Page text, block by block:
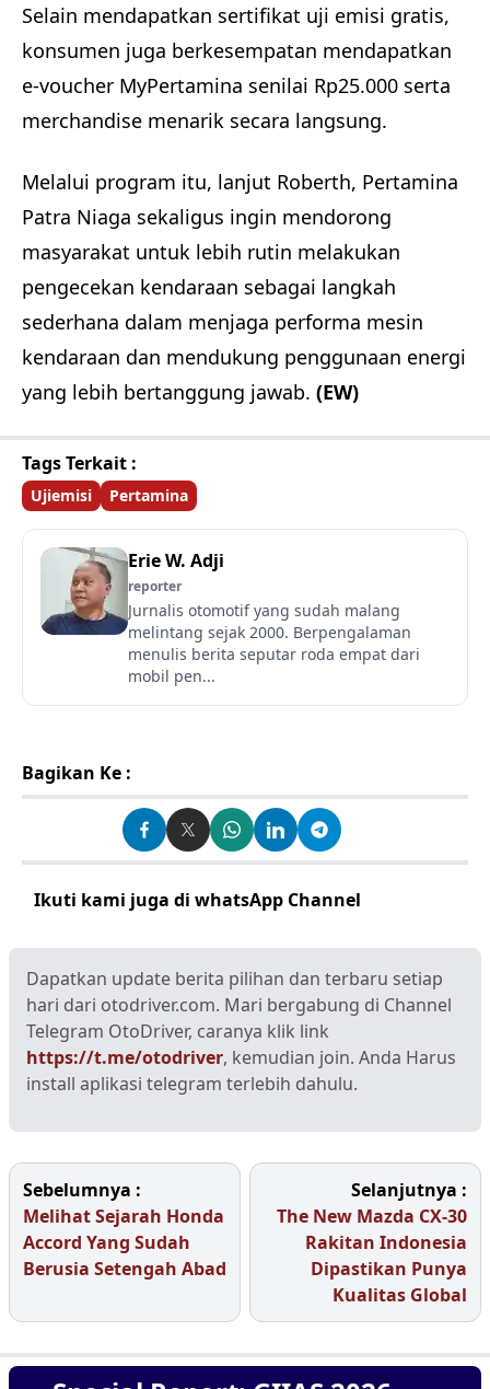
Selain mendapatkan sertifikat uji emisi gratis,
konsumen juga berkesempatan mendapatkan
e-voucher MyPertamina senilai Rp25.000 serta
merchandise menarik secara langsung.
Melalui program itu, lanjut Roberth, Pertamina
Patra Niaga sekaligus ingin mendorong
masyarakat untuk lebih rutin melakukan
pengecekan kendaraan sebagai langkah
sederhana dalam menjaga performa mesin
kendaraan dan mendukung penggunaan energi
yang lebih bertanggung jawab. (EW)
Tags Terkait :
Ujiemisi Pertamina
Erie W. Adji
reporter
Jurnalis otomotif yang sudah malang
melintang sejak 2000. Berpengalaman
menulis berita seputar roda empat dari
mobil pen...
Bagikan Ke :
Ikuti kami juga di whatsApp Channel
Dapatkan update berita pilihan dan terbaru setiap
hari dari otodriver.com. Mari bergabung di Channel
Telegram OtoDriver, caranya klik link
https://t.me/otodriver, kemudian join. Anda Harus
install aplikasi telegram terlebih dahulu.
Sebelumnya :
Melihat Sejarah Honda
Accord Yang Sudah
Berusia Setengah Abad
Selanjutnya :
The New Mazda CX-30
Rakitan Indonesia
Dipastikan Punya
Kualitas Global